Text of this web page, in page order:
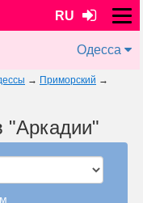
RU
Одесса
→ Приморский →
"Аркадии"